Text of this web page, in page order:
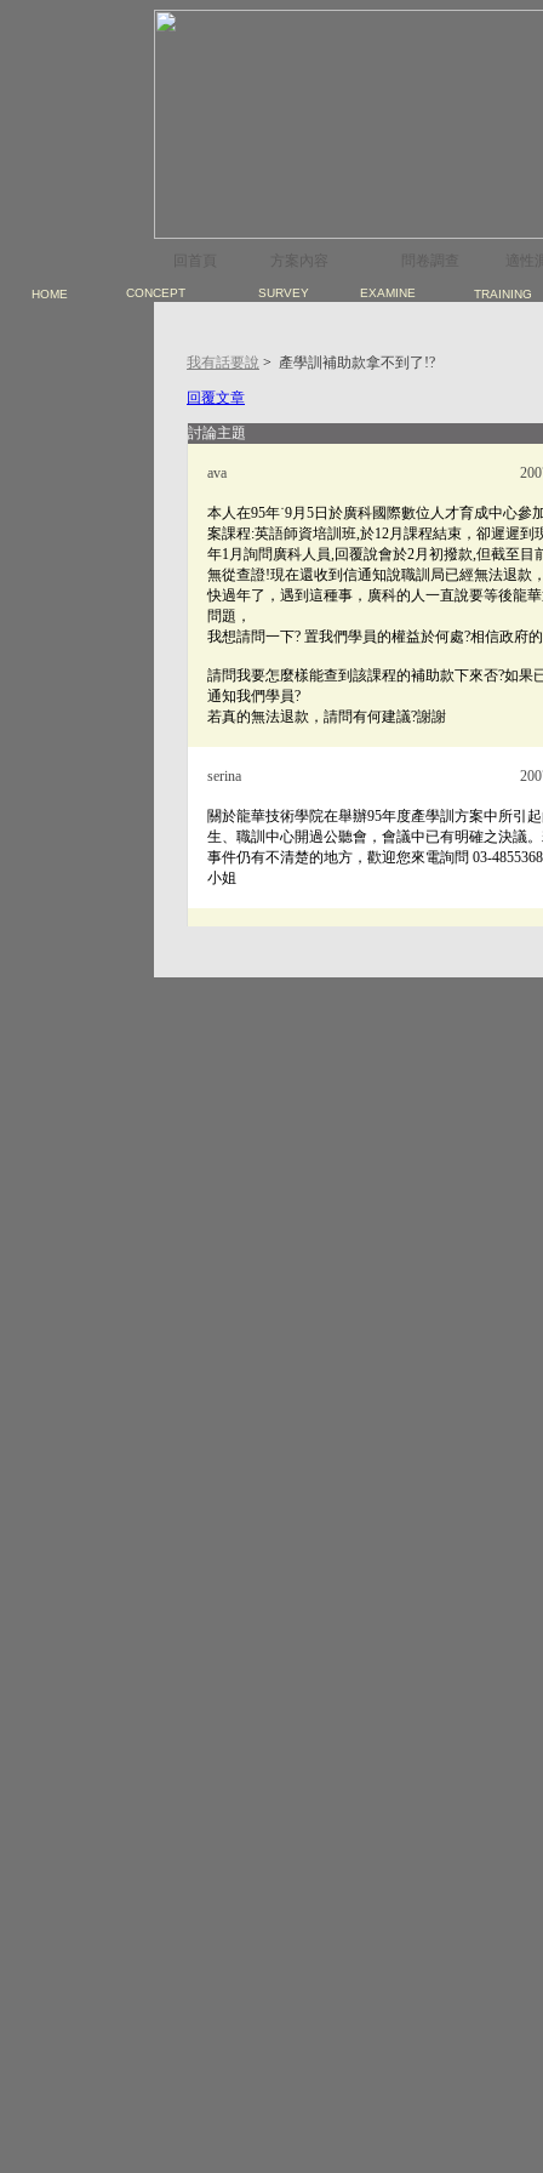
HOME CONCEPT SURVEY EXAMINE TRAINING
回首頁 方案內容
我有話要說 > 產學訓補助款拿不到了!?
回覆文章
討論主題
ava
本人在95年˙9月5日於廣科國際數位人才育成中心參
案課程:英語師資培訓班,於12月課程結束，卻遲遲到
年1月詢問廣科人員,回覆說會於2月初撥款,但截至目
無從查證!現在還收到信通知說職訓局已經無法退款
快過年了，遇到這種事，廣科的人一直說要等後龍
問題，
我想請問一下? 置我們學員的權益於何處?相信政府
請問我要怎麼樣能查到該課程的補助款下來否?如果
通知我們學員?
若真的無法退款，請問有何建議?謝謝
serina
關於龍華技術學院在舉辦95年度產學訓方案中所引
生、職訓中心開過公聽會，會議中已有明確之決議
事件仍有不清楚的地方，歡迎您來電詢問 03-
小姐